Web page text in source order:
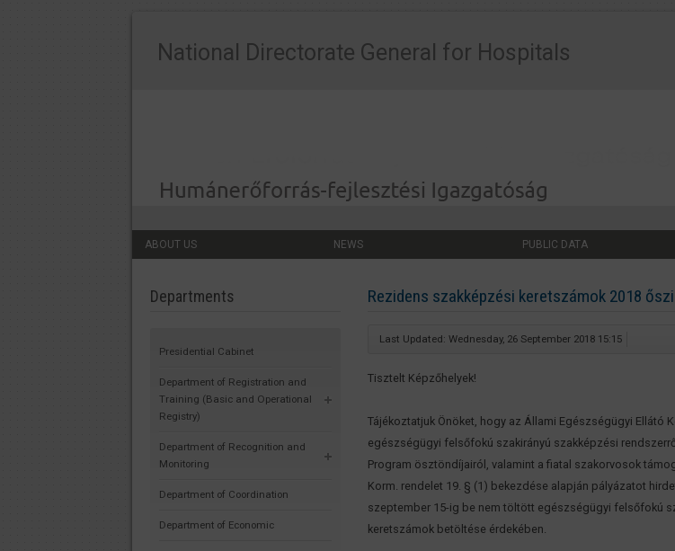
ABOUT US NEWS PUBLIC DATA
National Directorate General for Hospitals
Departments
Presidential Cabinet
Department of Registration and
Training (Basic and Operational
Registry)
Department of Recognition and
Monitoring
Department of Coordination
Department of Economic
Rezidens szakképzési keretszámok 2018
Last Updated: Wednesday, 26 September 2018 15:15
Tisztelt Képzőhelyek!
Tájékoztatjuk Önöket, hogy az Állami Egészségügyi Ellátó
egészségügyi felsőfokú szakirányú szakképzési
Program ösztöndíjairól, valamint a fiatal szakorvosok
Korm. rendelet 19. § (1) bekezdése alapján pályázatot
szeptember 15-ig be nem töltött egészségügyi felsőfokú
keretszámok betöltése érdekében.